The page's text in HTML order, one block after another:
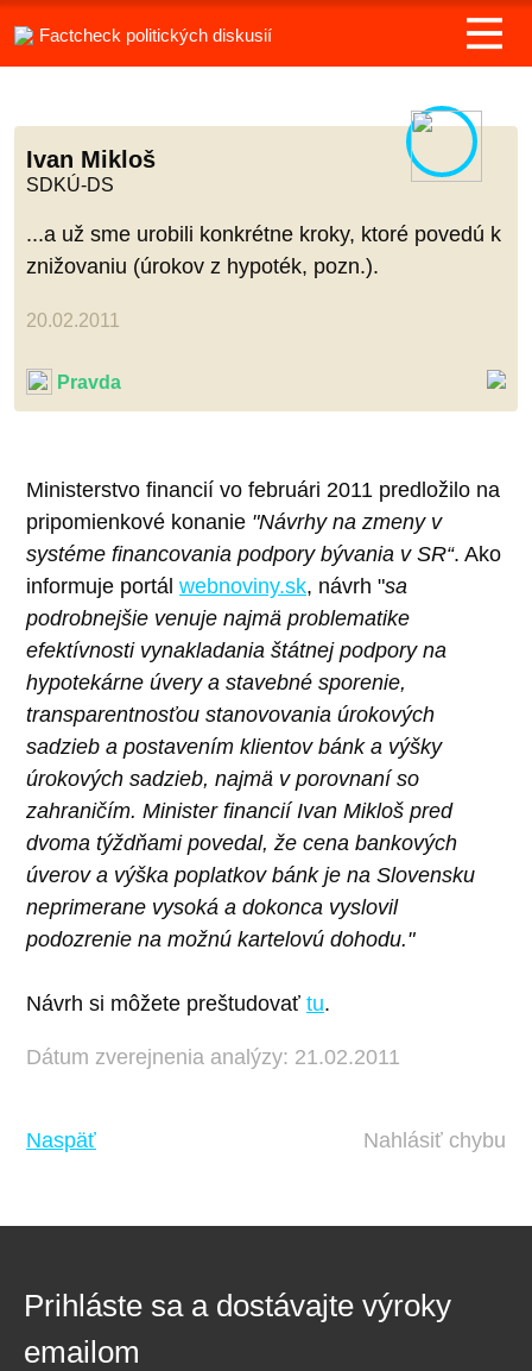
Factcheck politických diskusií
Ivan Mikloš
SDKÚ-DS
...a už sme urobili konkrétne kroky, ktoré povedú k
znižovaniu (úrokov z hypoték, pozn.).
20.02.2011
Pravda
Ministerstvo financií vo februári 2011 predložilo na
pripomienkové konanie "Návrhy na zmeny v
systéme financovania podpory bývania v SR“. Ako
informuje portál webnoviny.sk, návrh "sa
podrobnejšie venuje najmä problematike
efektívnosti vynakladania štátnej podpory na
hypotekárne úvery a stavebné sporenie,
transparentnosťou stanovovania úrokových
sadzieb a postavením klientov bánk a výšky
úrokových sadzieb, najmä v porovnaní so
zahraničím. Minister financií Ivan Mikloš pred
dvoma týždňami povedal, že cena bankových
úverov a výška poplatkov bánk je na Slovensku
neprimerane vysoká a dokonca vyslovil
podozrenie na možnú kartelovú dohodu."
Návrh si môžete preštudovať tu.
Dátum zverejnenia analýzy: 21.02.2011
Naspäť Nahlásiť chybu
Prihláste sa a dostávajte výroky
emailom